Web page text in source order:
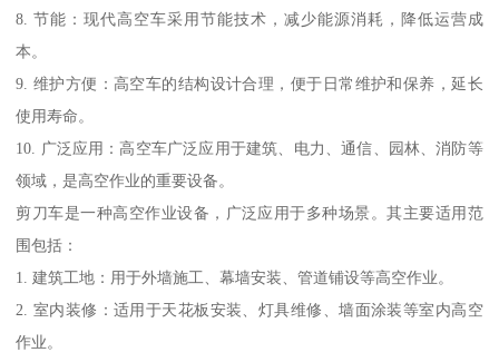
8. 节能：现代高空车采用节能技术，减少能源消耗，降低运营成
本。
9. 维护方便：高空车的结构设计合理，便于日常维护和保养，延长
使用寿命。
10. 广泛应用：高空车广泛应用于建筑、电力、通信、园林、消防等
领域，是高空作业的重要设备。
剪刀车是一种高空作业设备，广泛应用于多种场景。其主要适用范
围包括：
1. 建筑工地：用于外墙施工、幕墙安装、管道铺设等高空作业。
2. 室内装修：适用于天花板安装、灯具维修、墙面涂装等室内高空
作业。